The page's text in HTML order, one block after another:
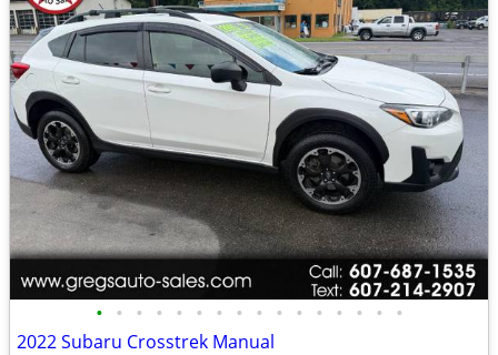
• • • • • • • • • • • • • • • •
2022 Subaru Crosstrek Manual